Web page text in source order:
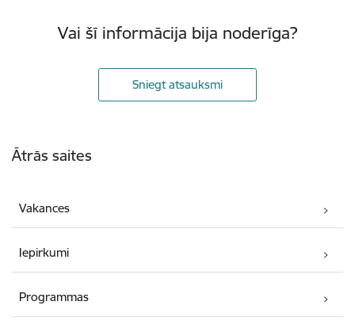
Vai šī informācija bija noderīga?
Sniegt atsauksmi
Ātrās saites
Vakances
Iepirkumi
Programmas